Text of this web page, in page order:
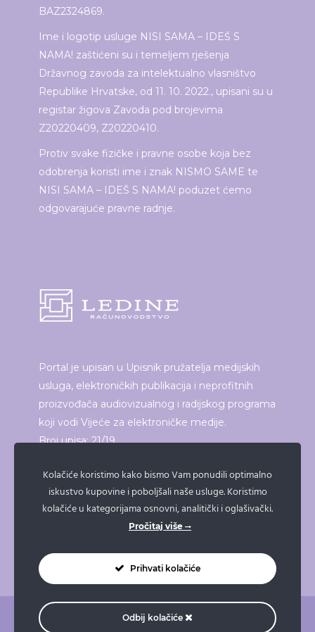
BAZ2324869.
Ime i logotip usluge NISI SAMA – IDEŠ S
NAMA! zaštićeni su i temeljem rješenja
Državnog zavoda za intelektualno vlasništvo
Republike Hrvatske, od 11. 10. 2022., upisani su u
registar žigova Zavoda pod brojevima
Z20220409, Z20220410.
Protiv svake fizičke i pravne osobe koja bez
odobrenja koristi ime i znak NISMO SAME te
NISI SAMA – IDEŠ S NAMA! poduzet ćemo
odgovarajuće pravne radnje.
Portal je upisan u Upisnik pružatelja medijskih
usluga, elektroničkih publikacija i neprofitnih
proizvođača audiovizualnog i radijskog programa
koji vodi Vijeće za elektroničke medije.
Broj upisa: 21/19
ISPRINTAJ ČLANAK
Kolačiće koristimo kako bismo Vam ponudili optimalno
iskustvo kupovine i poboljšali naše usluge. Koristimo
kolačiće u kategorijama osnovni, analitički i oglašivački.
Pročitaj više
Prihvati kolačiće
Odbij kolačiće